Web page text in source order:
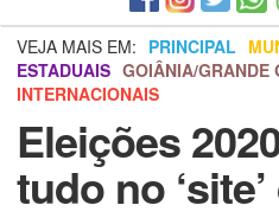
VEJA MAIS EM: PRINCIPAL
ESTADUAIS GOIÂNIA/GRANDE
INTERNACIONAIS
Eleições
tudo no